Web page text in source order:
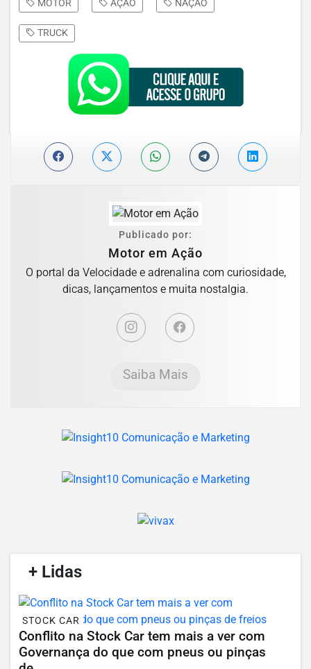
MOTOR AÇÃO NAÇÃO
TRUCK
Publicado por:
Motor em Ação
O portal da Velocidade e adrenalina com curiosidade,
dicas, lançamentos e muita nostalgia.
Saiba Mais
+ Lidas
STOCK CAR
Conflito na Stock Car tem mais a ver com
Governança do que com pneus ou pinças